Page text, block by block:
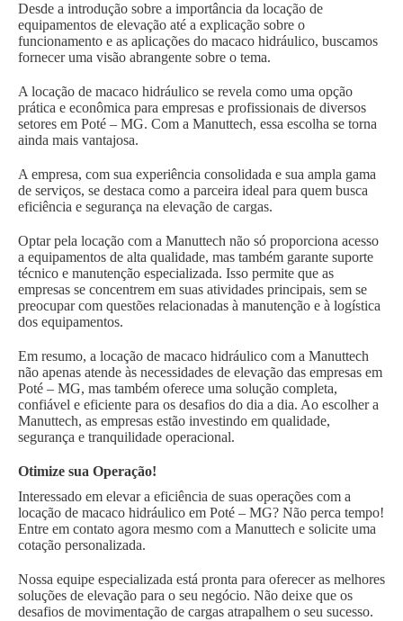
Desde a introdução sobre a importância da locação de
equipamentos de elevação até a explicação sobre o
funcionamento e as aplicações do macaco hidráulico, buscamos
fornecer uma visão abrangente sobre o tema.
A locação de macaco hidráulico se revela como uma opção
prática e econômica para empresas e profissionais de diversos
setores em Poté – MG. Com a Manuttech, essa escolha se torna
ainda mais vantajosa.
A empresa, com sua experiência consolidada e sua ampla gama
de serviços, se destaca como a parceira ideal para quem busca
eficiência e segurança na elevação de cargas.
Optar pela locação com a Manuttech não só proporciona acesso
a equipamentos de alta qualidade, mas também garante suporte
técnico e manutenção especializada. Isso permite que as
empresas se concentrem em suas atividades principais, sem se
preocupar com questões relacionadas à manutenção e à logística
dos equipamentos.
Em resumo, a locação de macaco hidráulico com a Manuttech
não apenas atende às necessidades de elevação das empresas em
Poté – MG, mas também oferece uma solução completa,
confiável e eficiente para os desafios do dia a dia. Ao escolher a
Manuttech, as empresas estão investindo em qualidade,
segurança e tranquilidade operacional.
Otimize sua Operação!
Interessado em elevar a eficiência de suas operações com a
locação de macaco hidráulico em Poté – MG? Não perca tempo!
Entre em contato agora mesmo com a Manuttech e solicite uma
cotação personalizada.
Nossa equipe especializada está pronta para oferecer as melhores
soluções de elevação para o seu negócio. Não deixe que os
desafios de movimentação de cargas atrapalhem o seu sucesso.